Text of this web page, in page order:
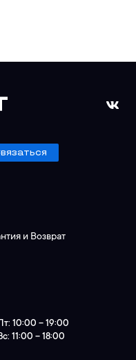
и Возврат
10:00 – 19:00
11:00 – 18:00